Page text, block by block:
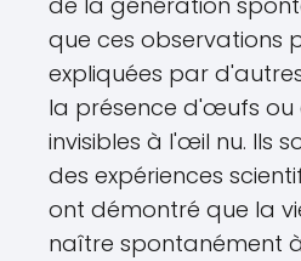
que ces observations
expliquées par
la présence d'œufs ou
invisibles à l'œil nu. Ils
des expériences
ont démontré que la
naître spontanément